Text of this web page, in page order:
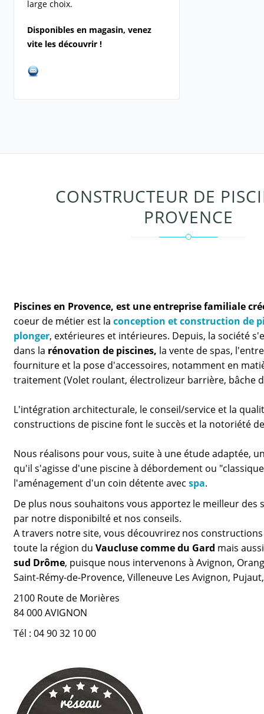
large choix.
Disponibles en magasin, venez
vite les découvrir !
CONSTRUCTEUR DE
PROVENCE
Piscines en Provence, est une entreprise familiale
coeur de métier est la conception et construction de
plonger, extérieures et intérieures. Depuis, la société
dans la rénovation de piscines, la vente de spas,
fourniture et la pose d'accessoires, notamment en
traitement (Volet roulant, électrolizeur barrière, bâche
L'intégration architecturale, le conseil/service et la
constructions de piscine font le succès et la notoriété
Nous réalisons pour vous, suite à une étude adaptée,
qu'il s'agisse d'une piscine à débordement ou
l'aménagement d'un coin détente avec spa.
De plus nous souhaitons vous apportez le meilleur des
par notre disponibilté et nos conseils.
A travers notre site, vous découvrirez nos
toute la région du Vaucluse comme du Gard mais aussi
sud Drôme, puisque nous intervenons à Avignon,
Saint-Rémy-de-Provence, Villeneuve Les Avignon,
2100 Route de Morières
84 000 AVIGNON
Tél : 04 90 32 10 00